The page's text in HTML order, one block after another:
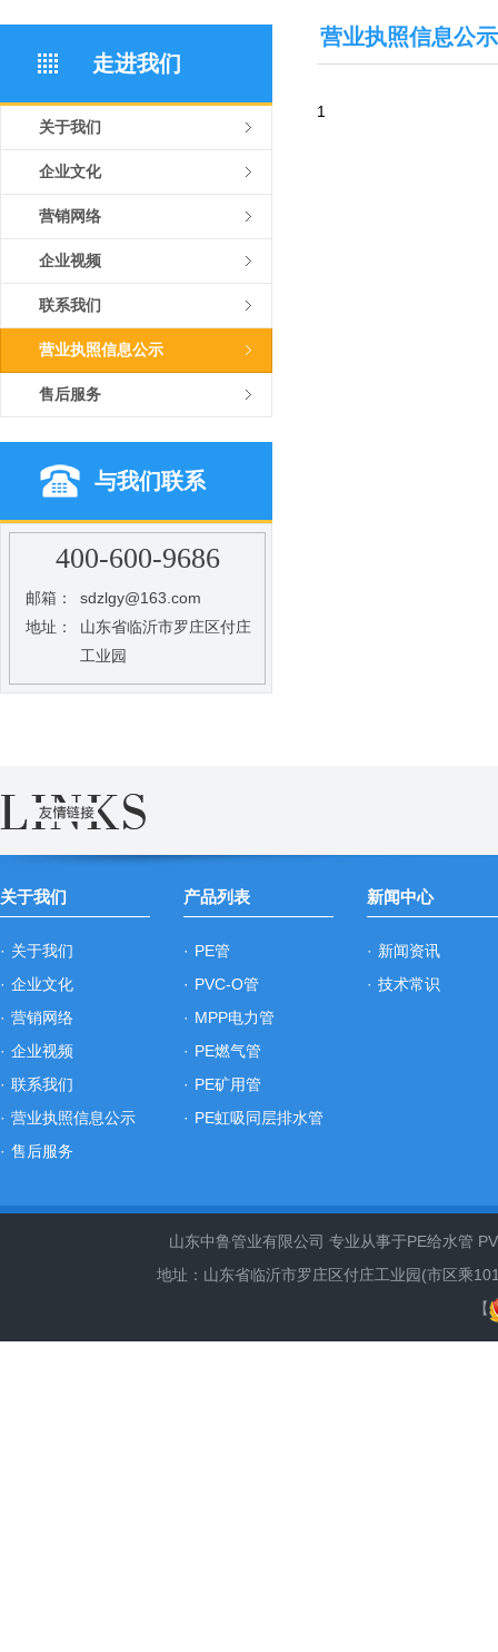
走进我们
关于我们
企业文化
营销网络
企业视频
联系我们
营业执照信息公示
售后服务
与我们联系
400-600-9686
邮箱：
sdzlgy@163.com
地址：
山东省临沂市罗庄区付庄
工业园
营业执照信息公示
1
关于我们
· 关于我们
· 企业文化
· 营销网络
· 企业视频
· 联系我们
· 营业执照信息公示
· 售后服务
产品列表
· PE管
· PVC-O管
· MPP电力管
· PE燃气管
· PE矿用管
· PE虹吸同层排水管
新闻中心
· 新闻资讯
· 技术常识
山东中鲁管业有限公司 专业从事于PE给水管
地址：山东省临沂市罗庄区付庄工业园(市区乘
【